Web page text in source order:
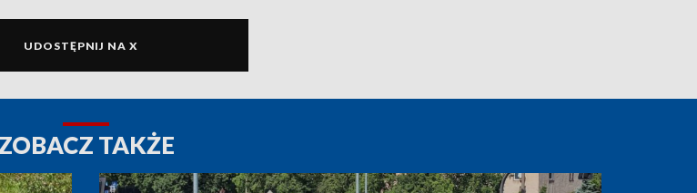
UDOSTĘPNIJ NA X
TAKŻE